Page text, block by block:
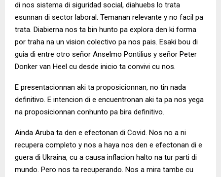
di nos sistema di siguridad social, diahuebs lo trata
esunnan di sector laboral. Temanan relevante y no facil pa
trata. Diabierna nos ta bin hunto pa explora den ki forma
por traha na un vision colectivo pa nos pais. Esaki bou di
guia di entre otro señor Anselmo Pontilius y señor Peter
Donker van Heel cu desde inicio ta convivi cu nos.
E presentacionnan aki ta proposicionnan, no tin nada
definitivo. E intencion di e encuentronan aki ta pa nos yega
na proposicionnan conhunto pa bira definitivo.
Ainda Aruba ta den e efectonan di Covid. Nos no a ni
recupera completo y nos a haya nos den e efectonan di e
guera di Ukraina, cu a causa inflacion halto na tur parti di
mundo. Pero nos ta recuperando. Nos a mira tambe cu